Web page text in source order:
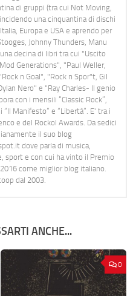
di gruppi (tra cui Not Moving,
una cinquantina di dischi
Europa e USA e aprendo per
Johnny Thunders, Manu
decina di libri tra cui "Uscito
Generations", "Paul Weller,
n Goal", "Rock n Spor"t, Gil
Nero" e "Ray Charles- Il genio
con i mensili “Classic Rock”,
Manifesto” e “Libertà”. E' tra i
e del Rockol Awards. Da sedici
il suo blog
dove parla di musica,
sport e con cui ha vinto il Premio
come miglior blog italiano.
dal 2003.
ANCHE...
0